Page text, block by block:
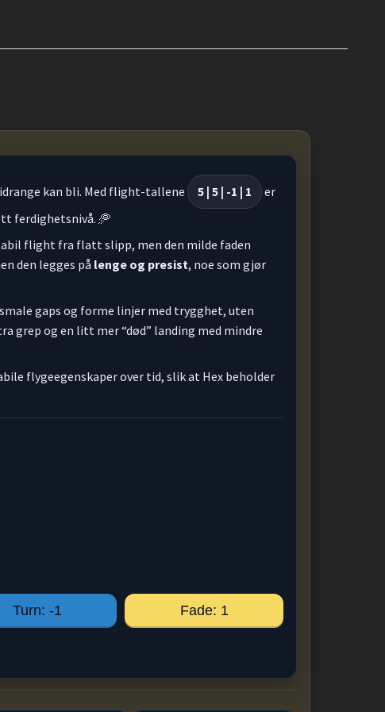
kan bli. Med flight-tallene 5 | 5 | -1 | 1
er
ferdighetsnivå. 🥏
flight fra flatt slipp, men den milde faden
den legges på lenge og presist, noe som gjør
gaps og forme linjer med trygghet, uten
grep og en litt mer “død” landing med mindre
flygeegenskaper over tid, slik at Hex beholder
Turn: -1 Fade: 1